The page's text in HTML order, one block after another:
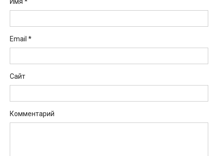
Email *
Сайт
Комментарий